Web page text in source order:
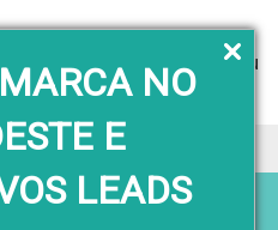
NO
E
LEADS
Menu